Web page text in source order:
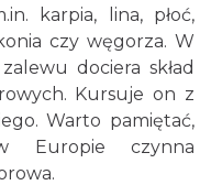
karpia, lina, płoć,
czy węgorza. W
dociera skład
Kursuje on z
Warto pamiętać,
czynna